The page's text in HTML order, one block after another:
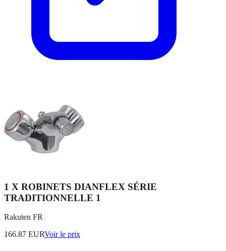
1 X ROBINETS DIANFLEX SÉRIE
TRADITIONNELLE 1
Rakuten FR
166.87 EURVoir le prix